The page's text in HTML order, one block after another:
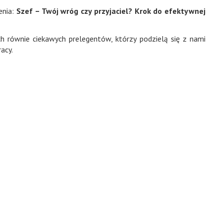
Szef – Twój wróg czy przyjaciel? Krok do efektywnej
równie ciekawych prelegentów, którzy podzielą się z nami